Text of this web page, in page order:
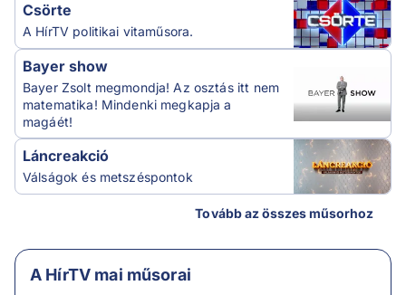
Csörte
A HírTV politikai vitaműsora.
Bayer show
Bayer Zsolt megmondja! Az osztás itt nem
matematika! Mindenki megkapja a
magáét!
Láncreakció
Válságok és metszéspontok
Tovább az összes műsorhoz
A HírTV mai műsorai